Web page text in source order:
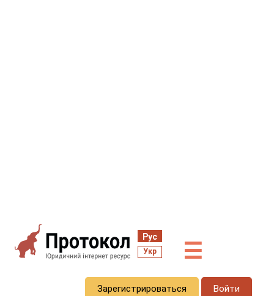
Рус
Укр ☰
Зарегистрироваться Войти